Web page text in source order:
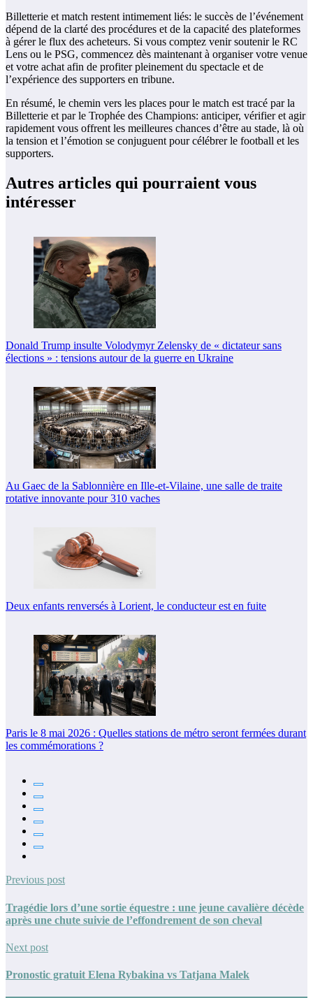
Billetterie et match restent intimement liés: le succès de l’événement
dépend de la clarté des procédures et de la capacité des plateformes
à gérer le flux des acheteurs. Si vous comptez venir soutenir le RC
Lens ou le PSG, commencez dès maintenant à organiser votre venue
et votre achat afin de profiter pleinement du spectacle et de
l’expérience des supporters en tribune.
En résumé, le chemin vers les places pour le match est tracé par la
Billetterie et par le Trophée des Champions: anticiper, vérifier et agir
rapidement vous offrent les meilleures chances d’être au stade, là où
la tension et l’émotion se conjuguent pour célébrer le football et les
supporters.
Autres articles qui pourraient vous
intéresser
Donald Trump insulte Volodymyr Zelensky de « dictateur sans
élections » : tensions autour de la guerre en Ukraine
Au Gaec de la Sablonnière en Ille-et-Vilaine, une salle de traite
rotative innovante pour 310 vaches
Deux enfants renversés à Lorient, le conducteur est en fuite
Paris le 8 mai 2026 : Quelles stations de métro seront fermées durant
les commémorations ?
Previous post
Tragédie lors d’une sortie équestre : une jeune cavalière décède
après une chute suivie de l’effondrement de son cheval
Next post
Pronostic gratuit Elena Rybakina vs Tatjana Malek